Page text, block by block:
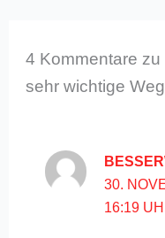
4 Kommentare zu
sehr wichtige
30.
16:19